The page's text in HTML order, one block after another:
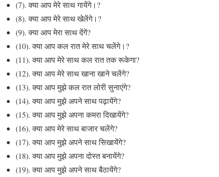
(7). क्या आप मेरे साथ गायेंगे।?
(8). क्या आप मेरे साथ खेलेंगे।?
(9). क्या आप मेरा साथ देंगें?
(10). क्या आप कल रात मेरे साथ चलेंगे।?
(11). क्या आप मेरे साथ कल रात तक रूकेगा?
(12). क्या आप मेरे साथ खाना खाने चलेंगे?
(13). क्या आप मुझे कल रात लोरी सुनाएंगे?
(14). क्या आप मुझे अपने साथ पढ़ायेंगे?
(15). क्या आप मुझे अपना कमरा दिखायेंगे?
(16). क्या आप मेरे साथ बाजार चलेंगे?
(17). क्या आप मुझे अपने साथ सिखायेंगे?
(18). क्या आप मुझे अपना दोस्त बनायेंगे?
(19). क्या आप मुझे अपने साथ बैठायेंगे?